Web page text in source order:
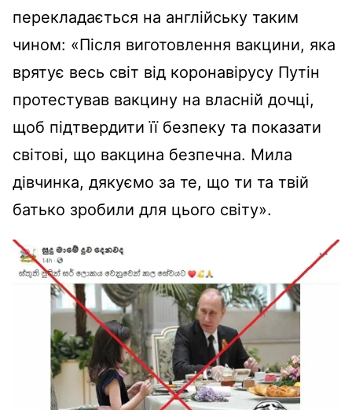
перекладається на англійську таким
чином: «Після виготовлення вакцини, яка
врятує весь світ від коронавірусу Путін
протестував вакцину на власній дочці,
щоб підтвердити її безпеку та показати
світові, що вакцина безпечна. Мила
дівчинка, дякуємо за те, що ти та твій
батько зробили для цього світу».